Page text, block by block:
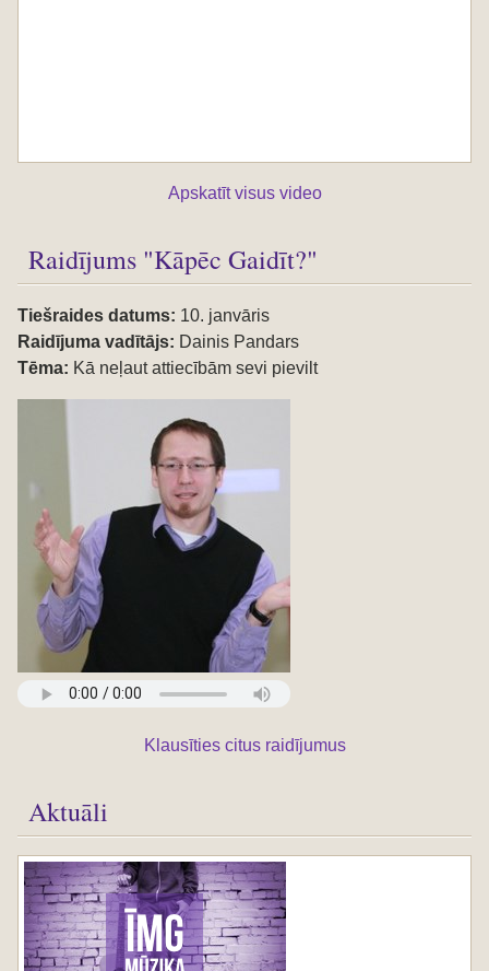
Apskatīt visus video
Raidījums "Kāpēc Gaidīt?"
Tiešraides datums: 10. janvāris
Raidījuma vadītājs: Dainis Pandars
Tēma: Kā neļaut attiecībām sevi pievilt
Klausīties citus raidījumus
Aktuāli